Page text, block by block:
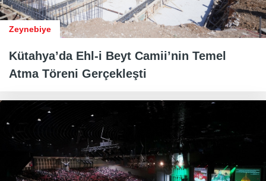
Zeynebiye
Kütahya’da Ehl-i Beyt Camii’nin Temel
Atma Töreni Gerçekleşti